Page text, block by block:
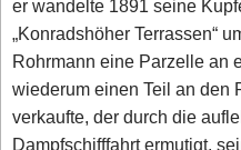
er wandelte 1891 seine
„Konradshöher Terrassen“
Rohrmann eine Parzelle an
wiederum einen Teil an den
verkaufte, der durch die